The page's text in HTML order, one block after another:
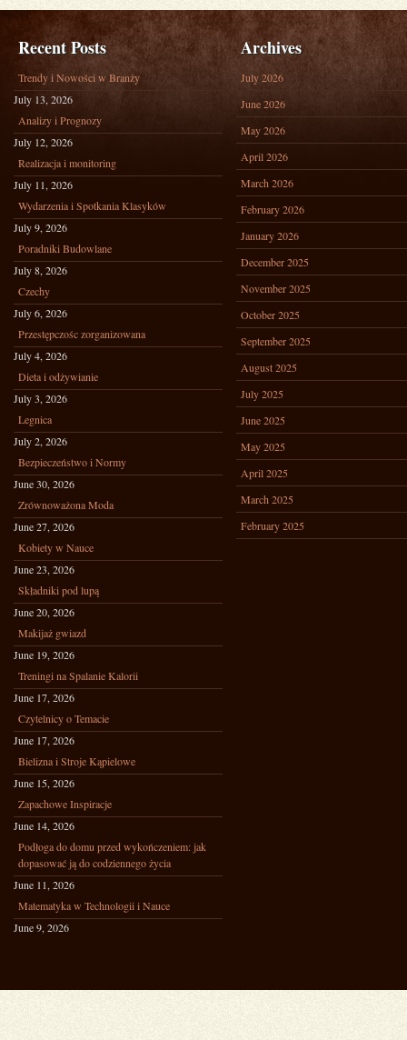
Recent Posts
Trendy i Nowości w Branży
July 13, 2026
Analizy i Prognozy
July 12, 2026
Realizacja i monitoring
July 11, 2026
Wydarzenia i Spotkania Klasyków
July 9, 2026
Poradniki Budowlane
July 8, 2026
Czechy
July 6, 2026
Przestępczośc zorganizowana
July 4, 2026
Dieta i odżywianie
July 3, 2026
Legnica
July 2, 2026
Bezpieczeństwo i Normy
June 30, 2026
Zrównoważona Moda
June 27, 2026
Kobiety w Nauce
June 23, 2026
Składniki pod lupą
June 20, 2026
Makijaż gwiazd
June 19, 2026
Treningi na Spalanie Kalorii
June 17, 2026
Czytelnicy o Temacie
June 17, 2026
Bielizna i Stroje Kąpielowe
June 15, 2026
Zapachowe Inspiracje
June 14, 2026
Podłoga do domu przed wykończeniem: jak
dopasować ją do codziennego życia
June 11, 2026
Matematyka w Technologii i Nauce
June 9, 2026
Archives
July 2026
June 2026
May 2026
April 2026
March 2026
February 2026
January 2026
December 2025
November 2025
October 2025
September 2025
August 2025
July 2025
June 2025
May 2025
April 2025
March 2025
February 2025